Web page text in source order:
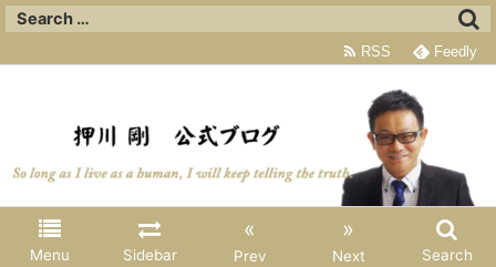
Menu Sidebar
«
Prev
»
Next Search
RSS Feedly